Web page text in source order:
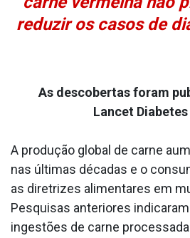
reduzir os casos de
As descobertas foram
Lancet
A produção global de carne
nas últimas décadas e o
as diretrizes alimentares em
Pesquisas anteriores
ingestões de carne